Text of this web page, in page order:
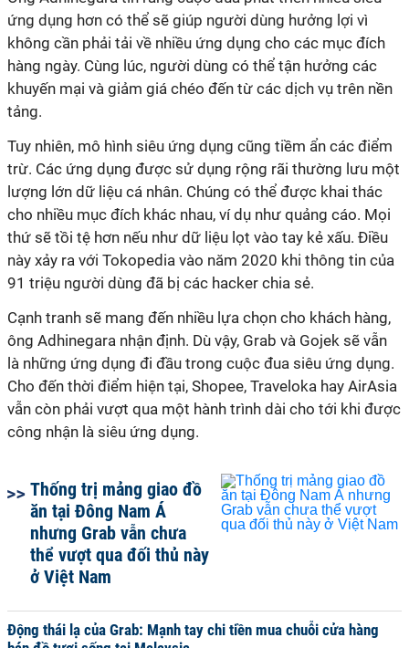
ứng dụng hơn có thể sẽ giúp người dùng hưởng lợi vì
không cần phải tải về nhiều ứng dụng cho các mục đích
hàng ngày. Cùng lúc, người dùng có thể tận hưởng các
khuyến mại và giảm giá chéo đến từ các dịch vụ trên nền
tảng.
Tuy nhiên, mô hình siêu ứng dụng cũng tiềm ẩn các điểm
trừ. Các ứng dụng được sử dụng rộng rãi thường lưu một
lượng lớn dữ liệu cá nhân. Chúng có thể được khai thác
cho nhiều mục đích khác nhau, ví dụ như quảng cáo. Mọi
thứ sẽ tồi tệ hơn nếu như dữ liệu lọt vào tay kẻ xấu. Điều
này xảy ra với Tokopedia vào năm 2020 khi thông tin của
91 triệu người dùng đã bị các hacker chia sẻ.
Cạnh tranh sẽ mang đến nhiều lựa chọn cho khách hàng,
ông Adhinegara nhận định. Dù vậy, Grab và Gojek sẽ vẫn
là những ứng dụng đi đầu trong cuộc đua siêu ứng dụng.
Cho đến thời điểm hiện tại, Shopee, Traveloka hay AirAsia
vẫn còn phải vượt qua một hành trình dài cho tới khi được
công nhận là siêu ứng dụng.
Thống trị mảng giao đồ
ăn tại Đông Nam Á
nhưng Grab vẫn chưa
thể vượt qua đối thủ này
ở Việt Nam
Động thái lạ của Grab: Mạnh tay chi tiền mua chuỗi cửa hàng